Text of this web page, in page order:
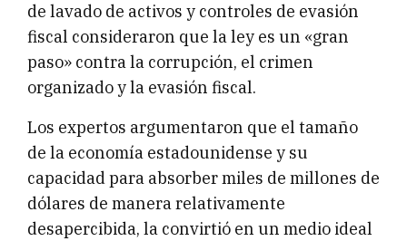
de lavado de activos y controles de evasión
fiscal consideraron que la ley es un «gran
paso» contra la corrupción, el crimen
organizado y la evasión fiscal.
Los expertos argumentaron que el tamaño
de la economía estadounidense y su
capacidad para absorber miles de millones de
dólares de manera relativamente
desapercibida, la convirtió en un medio ideal